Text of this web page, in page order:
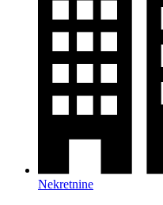
Nekretnine